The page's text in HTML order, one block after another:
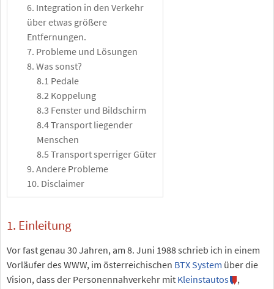
6. Integration in den Verkehr
über etwas größere
Entfernungen.
7. Probleme und Lösungen
8. Was sonst?
8.1 Pedale
8.2 Koppelung
8.3 Fenster und Bildschirm
8.4 Transport liegender
Menschen
8.5 Transport sperriger Güter
9. Andere Probleme
10. Disclaimer
1. Einleitung
Vor fast genau 30 Jahren, am 8. Juni 1988 schrieb ich in einem
Vorläufer des WWW, im österreichischen BTX System über die
Vision, dass der Personennahverkehr mit Kleinstautos
,